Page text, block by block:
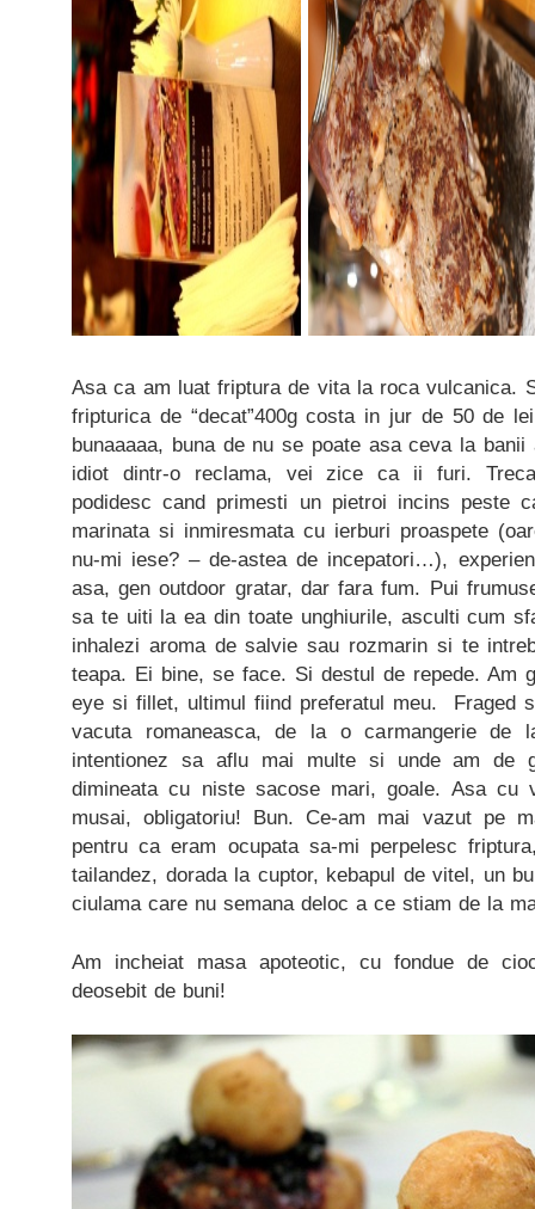
Asa ca am luat friptura de vita la roca vulcanica.
fripturica de “decat”400g costa in jur de 50 de
bunaaaaa, buna de nu se poate asa ceva la
idiot dintr-o reclama, vei zice ca ii furi.
podidesc cand primesti un pietroi incins peste
marinata si inmiresmata cu ierburi proaspete
nu-mi iese? – de-astea de incepatori…),
asa, gen outdoor gratar, dar fara fum. Pui
sa te uiti la ea din toate unghiurile, asculti cum
inhalezi aroma de salvie sau rozmarin si te
teapa. Ei bine, se face. Si destul de repede. Am
eye si fillet, ultimul fiind preferatul meu. Fraged
vacuta romaneasca, de la o carmangerie de
intentionez sa aflu mai multe si unde am de
dimineata cu niste sacose mari, goale. Asa cu
musai, obligatoriu! Bun. Ce-am mai vazut pe
pentru ca eram ocupata sa-mi perpelesc
tailandez, dorada la cuptor, kebapul de vitel, un
ciulama care nu semana deloc a ce stiam de la
Am incheiat masa apoteotic, cu fondue de
deosebit de buni!